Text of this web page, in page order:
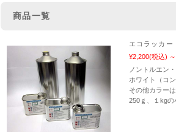
商品一覧
エコラッカ
¥2,200(税込) ～
ノントルエン
ホワイト（コ
その他カラー
250ｇ、１kgの